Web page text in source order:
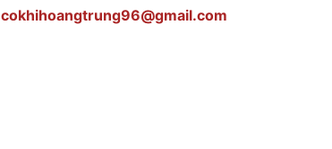
cokhihoangtrung96@gmail.com